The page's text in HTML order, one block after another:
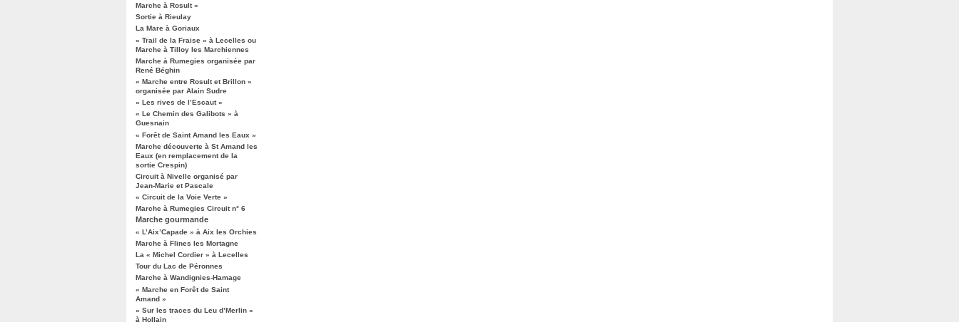
Marche à Rosult »
Sortie à Rieulay
La Mare à Goriaux
« Trail de la Fraise » à Lecelles ou
Marche à Tilloy les Marchiennes
Marche à Rumegies organisée par
René Béghin
« Marche entre Rosult et Brillon »
organisée par Alain Sudre
« Les rives de l’Escaut »
« Le Chemin des Galibots » à
Guesnain
« Forêt de Saint Amand les Eaux »
Marche découverte à St Amand les
Eaux (en remplacement de la
sortie Crespin)
Circuit à Nivelle organisé par
Jean-Marie et Pascale
« Circuit de la Voie Verte »
Marche à Rumegies Circuit n° 6
Marche gourmande
« L’Aix’Capade » à Aix les Orchies
Marche à Flines les Mortagne
La « Michel Cordier » à Lecelles
Tour du Lac de Péronnes
Marche à Wandignies-Hamage
« Marche en Forêt de Saint
Amand »
« Sur les traces du Leu d’Merlin »
à Hollain